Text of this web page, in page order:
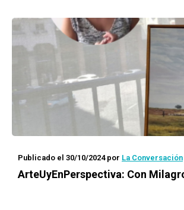
Publicado el 30/10/2024por La Conversación
ArteUyEnPerspectiva: Con